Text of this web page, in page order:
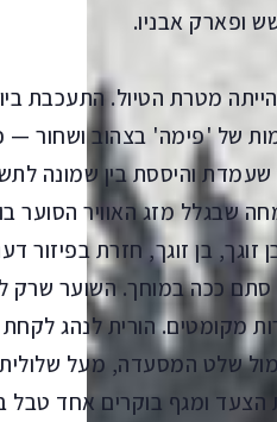
ופארק אבניו.
מטרת הטיול. התעכבת
של 'פימה' בצהוב ושחור
שעמדת והיססת בין שמונה
שבגלל מזג האוויר הסוער
זוגך, בן זוגך, חזרת בפיזור
ככה במוחך. השוער שרק
מקומטים. הורית לנהג
מול שלט המסעדה, מעל
הצעד ומגף בוקרים אחד טבל